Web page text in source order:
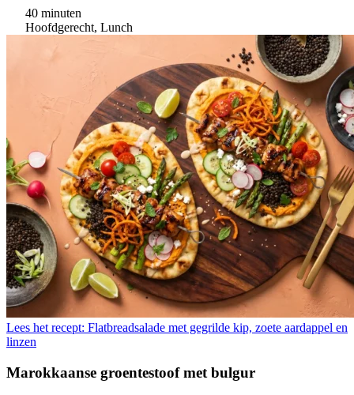
40 minuten
Hoofdgerecht, Lunch
Lees het recept: Flatbreadsalade met gegrilde kip, zoete aardappel en
linzen
Marokkaanse groentestoof met bulgur